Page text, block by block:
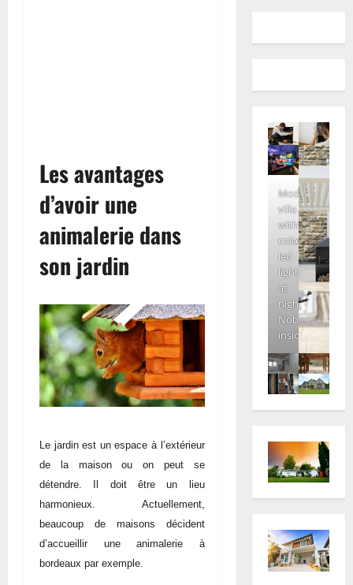
Les avantages
d’avoir une
animalerie dans
son jardin
Le jardin est un espace à l’extérieur
de la maison ou on peut se
détendre. Il doit être un lieu
harmonieux. Actuellement,
beaucoup de maisons décident
d’accueillir une animalerie à
bordeaux par exemple.
Modern
villa
with
colored
led
lights
at
night.
Nobody
inside